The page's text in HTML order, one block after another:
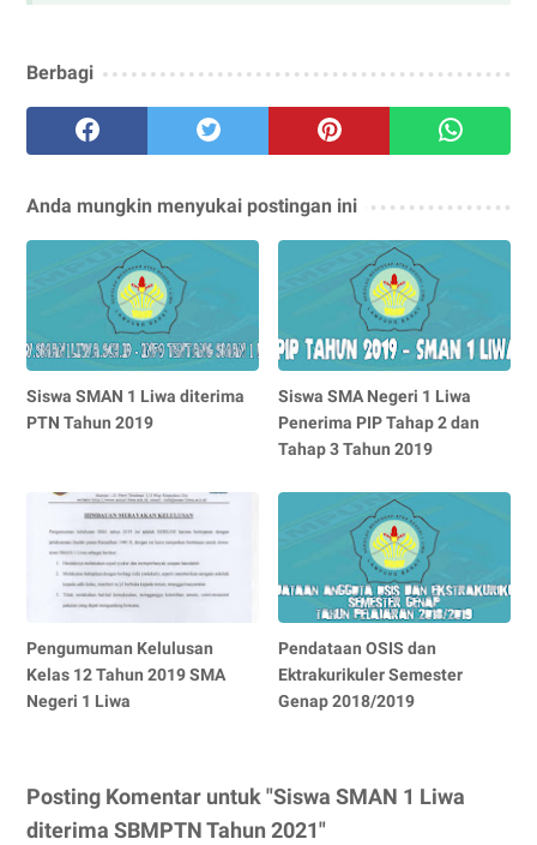
Berbagi
Anda mungkin menyukai postingan ini
Siswa SMAN 1 Liwa diterima
PTN Tahun 2019
Siswa SMA Negeri 1 Liwa
Penerima PIP Tahap 2 dan
Tahap 3 Tahun 2019
Pengumuman Kelulusan
Kelas 12 Tahun 2019 SMA
Negeri 1 Liwa
Pendataan OSIS dan
Ektrakurikuler Semester
Genap 2018/2019
Posting Komentar untuk "Siswa SMAN 1 Liwa
diterima SBMPTN Tahun 2021"